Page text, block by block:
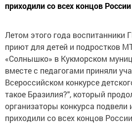
приходили со всех концов
Летом этого года воспитанники
приют для детей и подростков
«Солнышко» в Кукморском
вместе с педагогами приняли
Всероссийском конкурсе
такое Бразилия?", который
организаторы конкурса подвели
приходили со всех концов